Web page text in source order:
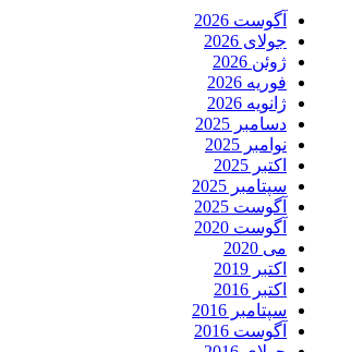
آگوست 2026
جولای 2026
ژوئن 2026
فوریه 2026
ژانویه 2026
دسامبر 2025
نوامبر 2025
اکتبر 2025
سپتامبر 2025
آگوست 2025
آگوست 2020
می 2020
اکتبر 2019
اکتبر 2016
سپتامبر 2016
آگوست 2016